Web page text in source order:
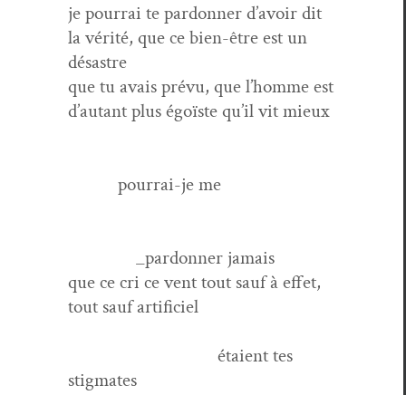
je pour­rai te par­don­ner d’avoir dit
la vérité, que ce bien-être est un
désastre
que tu avais prévu, que l’homme est
d’autant plus égoïste qu’il vit mieux
pour­rai-je me
_pardonner jamais
que ce cri ce vent tout sauf à effet,
tout sauf artificiel
étaient tes
stigmates